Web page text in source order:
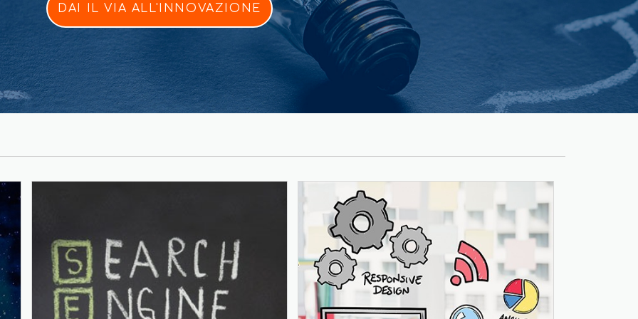
DAI IL VIA ALL'INNOVAZIONE